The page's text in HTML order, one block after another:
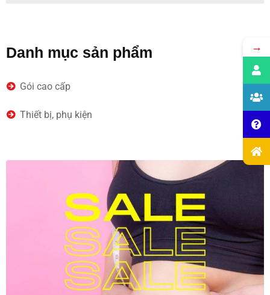
Danh mục sản phẩm
Gói cao cấp (3)
Thiết bị, phụ kiện (5)
→